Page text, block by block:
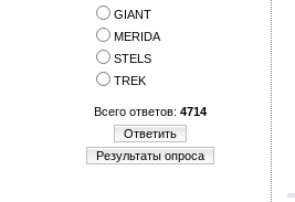
GIANT
MERIDA
STELS
TREK
Всего ответов: 4714
Ответить
Результаты опроса